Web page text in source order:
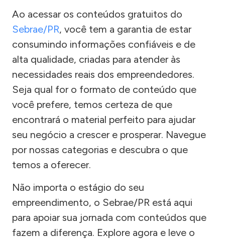
Ao acessar os conteúdos gratuitos do
Sebrae/PR, você tem a garantia de estar
consumindo informações confiáveis e de
alta qualidade, criadas para atender às
necessidades reais dos empreendedores.
Seja qual for o formato de conteúdo que
você prefere, temos certeza de que
encontrará o material perfeito para ajudar
seu negócio a crescer e prosperar. Navegue
por nossas categorias e descubra o que
temos a oferecer.
Não importa o estágio do seu
empreendimento, o Sebrae/PR está aqui
para apoiar sua jornada com conteúdos que
fazem a diferença. Explore agora e leve o